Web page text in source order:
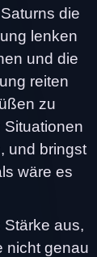
die
lenken
und die
reiten
zu
Situationen
und bringst
wäre es
Stärke aus,
nicht genau